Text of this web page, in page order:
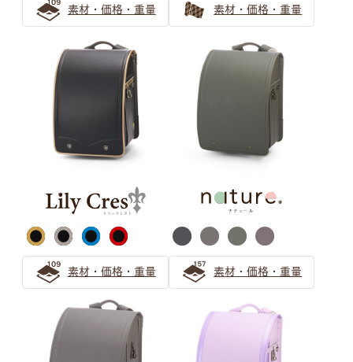
大人可愛いブラウンのランドセルは人気急上昇中！
パープル ランドセルの選び方
パープルのランドセルは女の子の憧れ！可愛らしさと気品
で飽きない工夫もできる
清楚で個性的な薄紫ランドセル 親子で安心の選び方ガイ
気品漂うパープル（紫色）カラーの人気ランドセル
ピンク ランドセルの選び方
【2026年度ご入学向け】ピンクのランドセルは女の子に
可愛さ華やぐローズピンクのランドセル！お子さまに一番
似合うピンク色を選ぶ方法も紹介
素材・価格・重量 素材・価格・重量
素材・価格・重量 素材・価格・重量